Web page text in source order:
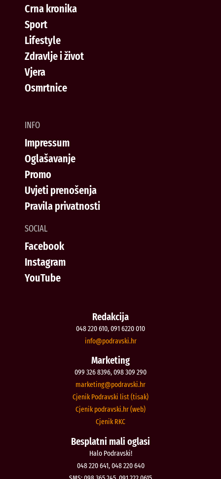
Crna kronika
Sport
Lifestyle
Zdravlje i život
Vjera
Osmrtnice
INFO
Impressum
Oglašavanje
Promo
Uvjeti prenošenja
Pravila privatnosti
SOCIAL
Facebook
Instagram
YouTube
Redakcija
048 220 610, 091 6220 010
rh.iksvardop
@ofni
Marketing
099 326 8396, 098 309 290
rh.iksvardop
@gnitekram
Cjenik Podravski list (tisak)
Cjenik podravski.hr (web)
Cjenik RKC
Besplatni mali oglasi
Halo Podravski!
048 220 641, 048 220 640